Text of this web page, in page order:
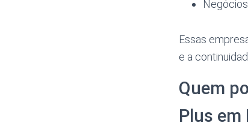
Essas
e a
Quem
Plus em